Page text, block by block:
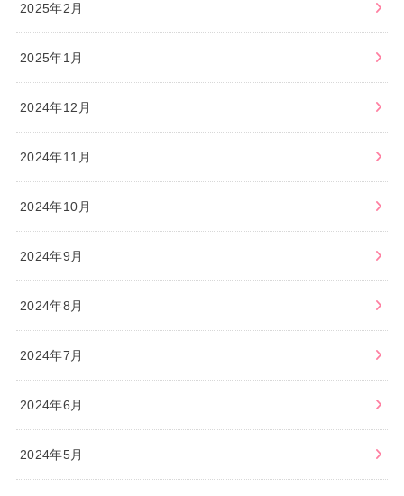
2025年2月
2025年1月
2024年12月
2024年11月
2024年10月
2024年9月
2024年8月
2024年7月
2024年6月
2024年5月